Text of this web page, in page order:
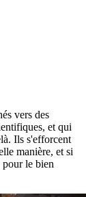
vers des
et qui
Ils s'efforcent
manière, et si
pour le bien